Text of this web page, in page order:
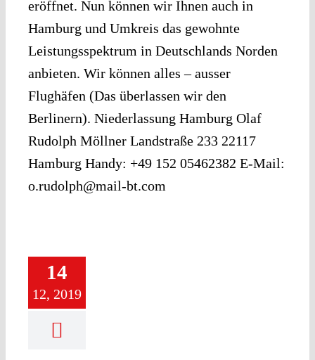
eröffnet. Nun können wir Ihnen auch in
Hamburg und Umkreis das gewohnte
Leistungsspektrum in Deutschlands Norden
anbieten. Wir können alles – ausser
Flughäfen (Das überlassen wir den
Berlinern). Niederlassung Hamburg Olaf
Rudolph Möllner Landstraße 233 22117
Hamburg Handy: +49 152 05462382 E-Mail:
o.rudolph@mail-bt.com
14
12, 2019